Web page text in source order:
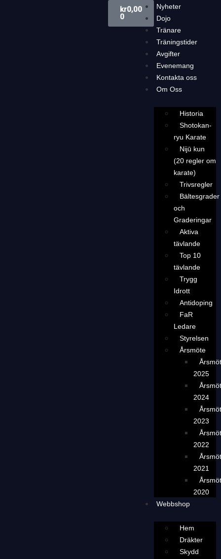
kr0,00
0
Nyheter
Dojo
Tränare
Träningstider
Avgifter
Evenemang
Kontakta oss
Om Oss
Historia
Shotokan-
ryu Karate
Nijū kun
(20 regler om
karate)
Trivsregler
Bältesgrader
och
Graderingar
Aktiva
tävlande
Top 10
tävlande
Trygg
Idrott
Antidoping
FaR
Ledare
Styrelsen
Årsmöte
2025
2024
2023
2022
2021
2020
Webbshop
Hem
Dräkter
Skydd